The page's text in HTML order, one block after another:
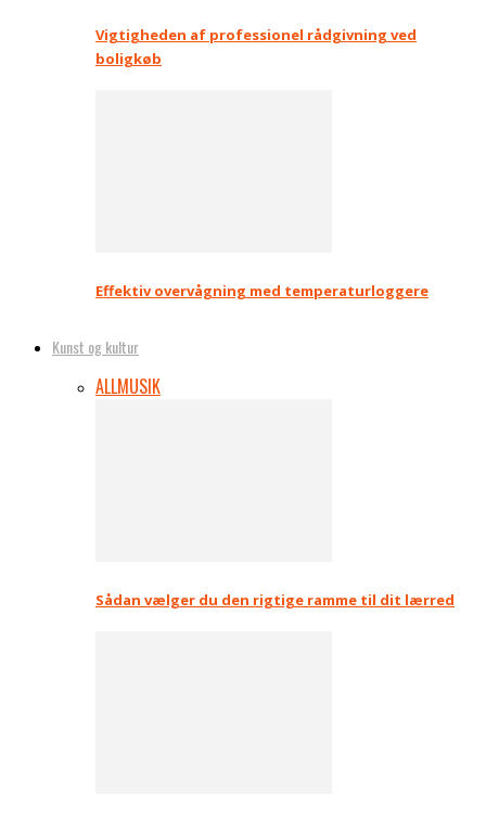
Vigtigheden af professionel rådgivning ved
boligkøb
Effektiv overvågning med temperaturloggere
Kunst og kultur
ALLMUSIK
Sådan vælger du den rigtige ramme til dit lærred